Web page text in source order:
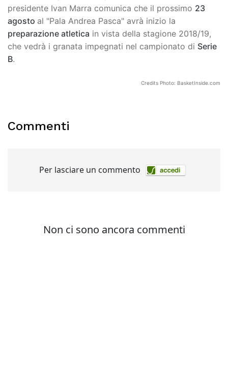
presidente Ivan Marra comunica che il prossimo 23
agosto al "Pala Andrea Pasca" avrà inizio la
preparazione atletica in vista della stagione 2018/19,
che vedrà i granata impegnati nel campionato di Serie
B.
Credits Photo: BasketInside.com
Commenti